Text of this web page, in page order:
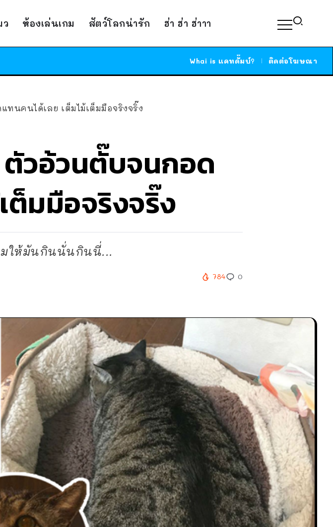
ว ห้องเล่นเกม สัตว์โลกน่ารัก ฮ่า ฮ่า ฮ่าาา
Whai is แคทดั๊มบ์? ติดต่อโฆษณา
ทนคนได้เลย เต็มไม้เต็มมือจริงจริ๊ง
ตัวอ้วนตั๊บจนกอด
ต็มมือจริงจริ๊ง
มให้มันกินนั่นกินนี่...
784 0